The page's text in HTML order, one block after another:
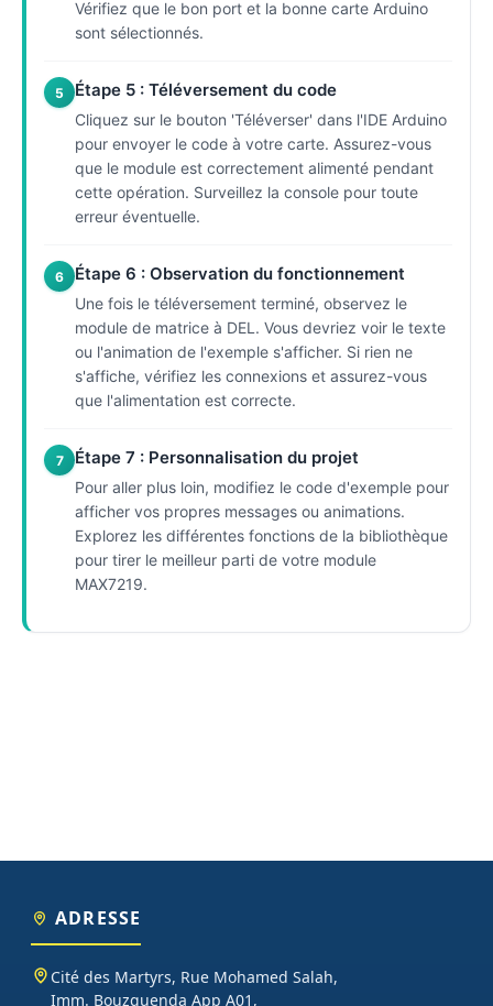
Vérifiez que le bon port et la bonne carte Arduino
sont sélectionnés.
5 Étape 5 : Téléversement du code
Cliquez sur le bouton 'Téléverser' dans l'IDE Arduino
pour envoyer le code à votre carte. Assurez-vous
que le module est correctement alimenté pendant
cette opération. Surveillez la console pour toute
erreur éventuelle.
6 Étape 6 : Observation du fonctionnement
Une fois le téléversement terminé, observez le
module de matrice à DEL. Vous devriez voir le texte
ou l'animation de l'exemple s'afficher. Si rien ne
s'affiche, vérifiez les connexions et assurez-vous
que l'alimentation est correcte.
7 Étape 7 : Personnalisation du projet
Pour aller plus loin, modifiez le code d'exemple pour
afficher vos propres messages ou animations.
Explorez les différentes fonctions de la bibliothèque
pour tirer le meilleur parti de votre module
MAX7219.
ADRESSE
Cité des Martyrs, Rue Mohamed Salah,
Imm. Bouzguenda App A01,